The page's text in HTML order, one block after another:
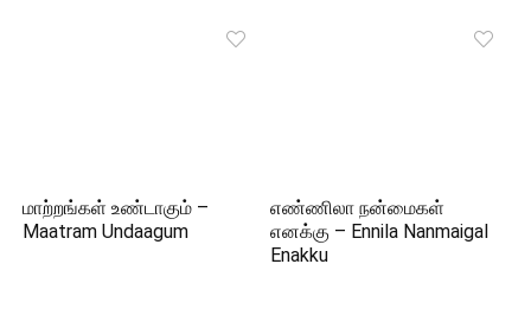
மாற்றங்கள் உண்டாகும் –
Maatram Undaagum
எண்ணிலா நன்மைகள்
எனக்கு – Ennila Nanmaigal
Enakku